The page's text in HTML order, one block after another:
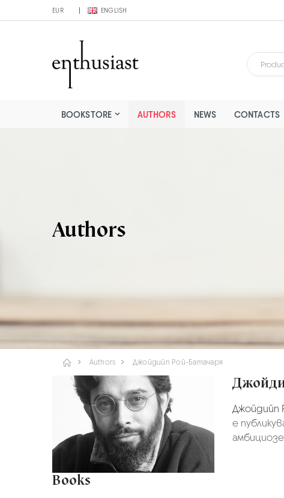
EUR ENGLISH
BOOKSTORE AUTHORS NEWS CONTACTS
Authors
Authors Джойдийп Рой-Батачаря
Джойдийп
е
Books